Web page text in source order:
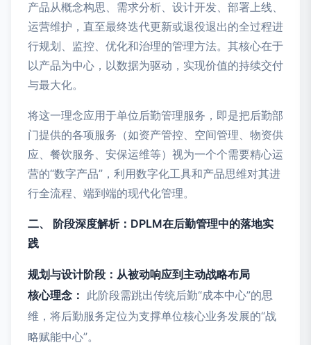
产品从概念构思、需求分析、设计开发、部署上线、
运营维护，直至最终迭代更新或退役退出的全过程进
行规划、监控、优化和治理的管理方法。其核心在于
以产品为中心，以数据为驱动，实现价值的持续交付
与最大化。
将这一理念应用于单位后勤管理服务，即是把后勤部
门提供的各项服务（如资产管控、空间管理、物资供
应、餐饮服务、安保运维等）视为一个个需要精心运
营的“数字产品”，利用数字化工具和产品思维对其进
行全流程、端到端的现代化管理。
二、 阶段深度解析：DPLM在后勤管理中的落地实
践
规划与设计阶段：从被动响应到主动战略布局
核心理念： 此阶段需跳出传统后勤“成本中心”的思
维，将后勤服务定位为支撑单位核心业务发展的“战
略赋能中心”。